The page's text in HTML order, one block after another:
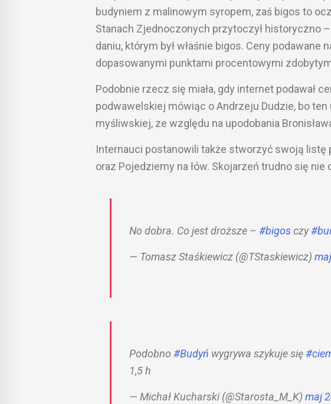
budyniem z malinowym syropem, zaś bigos to
Stanach Zjednoczonych przytoczył historyczno
daniu, którym był właśnie bigos. Ceny
dopasowanymi punktami procentowymi
Podobnie rzecz się miała, gdy internet podawał
podwawelskiej mówiąc o Andrzeju Dudzie, bo
myśliwskiej, ze względu na upodobania
Internauci postanowili także stworzyć swoją listę
oraz Pojedziemy na łów. Skojarzeń trudno się nie
No dobra. Co jest droższe – #bigosczy
— Tomasz Staśkiewicz (@TStaskiewicz)
Podobno #Budyń wygrywa szykuje się
1,5 h
— Michał Kucharski (@Starosta_M_K) maj